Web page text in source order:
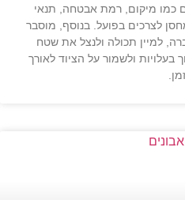
כמו מיקום, רמת אבטחה, תנאי
לצרכים בפועל. בנוסף, מוסבר
למיין תכולה ולנצל את שטח
בעלויות ולשמור על הציוד לאורך